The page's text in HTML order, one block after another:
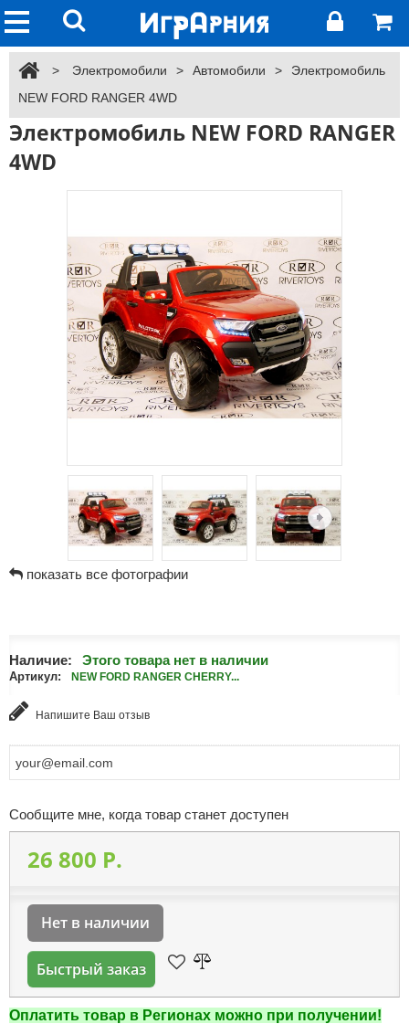
> Электромобили > Автомобили >
Электромобиль
NEW FORD RANGER 4WD
Электромобиль NEW FORD RANGER
4WD
показать все фотографии
Наличие: Этого товара нет в наличии
Артикул: NEW FORD RANGER CHERRY...
Напишите Ваш отзыв
Сообщите мне, когда товар станет доступен
26 800 P.
Нет в наличии
Быстрый заказ
Оплатить товар в Регионах можно при получении!